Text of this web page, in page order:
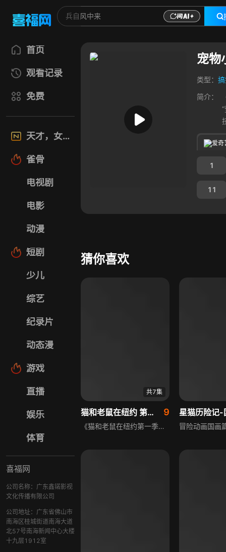
首页
观看记录
免费
天才，女友
雀骨
电视剧
电影
动漫
短剧
少儿
综艺
纪录片
动态漫
游戏
直播
娱乐
体育
喜福网
公司名称：广东鑫锘影视
文化传播有限公司
公司地址：广东省佛山市
南海区桂城街道南海大道
北57号南海新闻中心大楼
十九层1912室
宠物
类型：
简介：
爱奇
1
11
猜你喜欢
共7集
猫和老鼠在纽约 第1季 英文版 9
《猫和老鼠在纽约第一季》延续诙谐风格，猫和老鼠这对欢喜冤家来到纽约，住皇家大门酒店，展开一系列爆笑追逐。在店铺、博物馆等场景引发意外，汤姆曾抓小偷成英雄，老鼠结识梦游大象，他们也会合作，如携手偷回被抢的甜甜圈，日常互动充满笑料与欢乐，让人捧腹。
星猫历险记-